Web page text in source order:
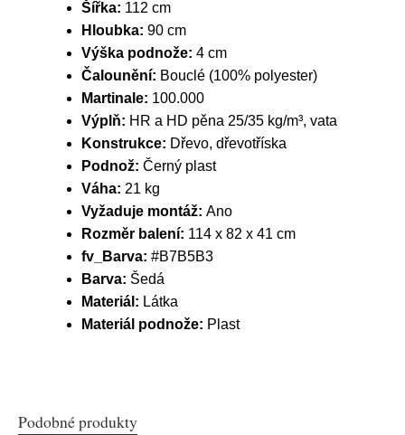
Šířka: 112 cm
Hloubka: 90 cm
Výška podnože: 4 cm
Čalounění: Bouclé (100% polyester)
Martinale: 100.000
Výplň: HR a HD pěna 25/35 kg/m³, vata
Konstrukce: Dřevo, dřevotříska
Podnož: Černý plast
Váha: 21 kg
Vyžaduje montáž: Ano
Rozměr balení: 114 x 82 x 41 cm
fv_Barva: #B7B5B3
Barva: Šedá
Materiál: Látka
Materiál podnože: Plast
Podobné produkty